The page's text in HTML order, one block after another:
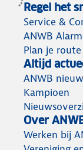
Regel het
Service &
ANWB
Plan je route
Altijd
ANWB
Kampioen
Over
Werken bij